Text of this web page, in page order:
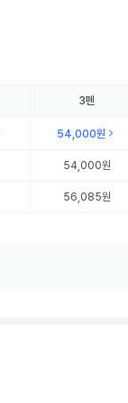
3펜
54,000원
54,000원
56,085원